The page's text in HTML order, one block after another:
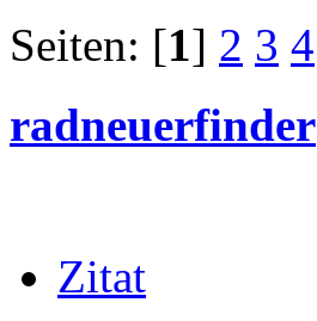
Seiten: [1] 2 3 4
radneuerfinder
Zitat